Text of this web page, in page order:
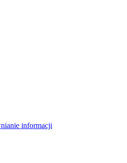
informacji